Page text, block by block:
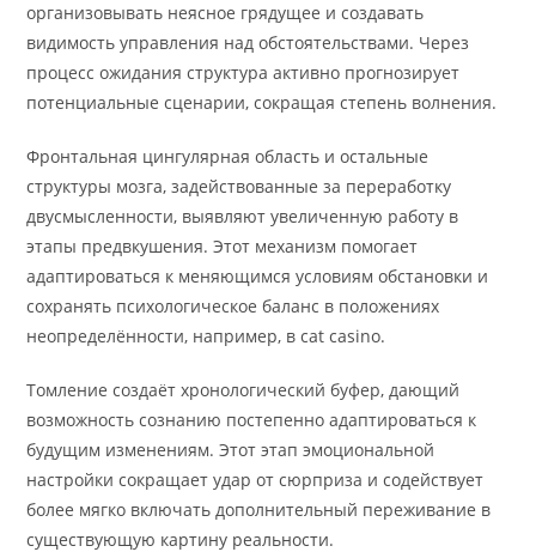
организовывать неясное грядущее и создавать
видимость управления над обстоятельствами. Через
процесс ожидания структура активно прогнозирует
потенциальные сценарии, сокращая степень волнения.
Фронтальная цингулярная область и остальные
структуры мозга, задействованные за переработку
двусмысленности, выявляют увеличенную работу в
этапы предвкушения. Этот механизм помогает
адаптироваться к меняющимся условиям обстановки и
сохранять психологическое баланс в положениях
неопределённости, например, в cat casino.
Томление создаёт хронологический буфер, дающий
возможность сознанию постепенно адаптироваться к
будущим изменениям. Этот этап эмоциональной
настройки сокращает удар от сюрприза и содействует
более мягко включать дополнительный переживание в
существующую картину реальности.